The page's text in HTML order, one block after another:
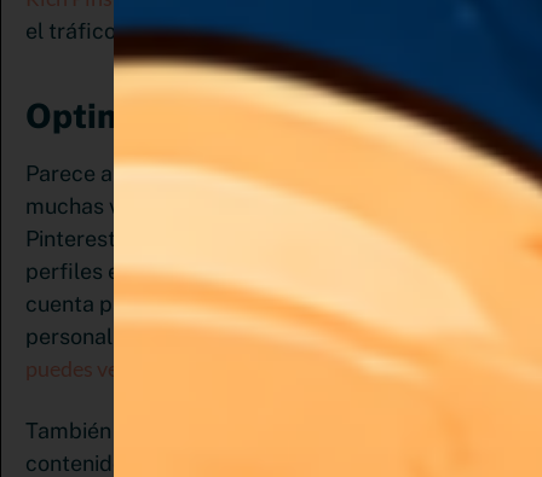
el tráfico a nuestra web.
Optimiza tu perfil:
Parece algo obvio, pero es fundamental y
muchas veces se pasa por alto. Recuerda que
Pinterest tiene especial preferencia por los
perfiles empresariales, así que debes abrir una
cuenta para empresa. Y si ya tienes un perfil
personal, pasarlo a empresarial es sencillo,aquí
puedes ver como.
También es importante que cuides el valor de tu
contenido, la calidad de las imágenes, el uso de